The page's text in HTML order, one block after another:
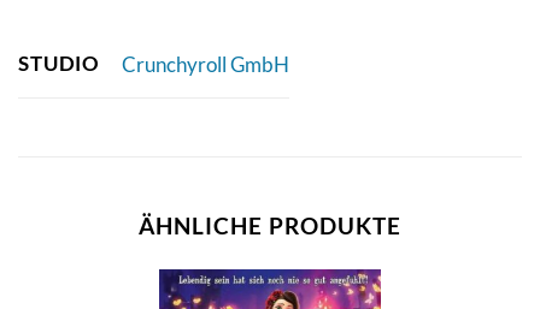
STUDIO Crunchyroll GmbH
ÄHNLICHE PRODUKTE